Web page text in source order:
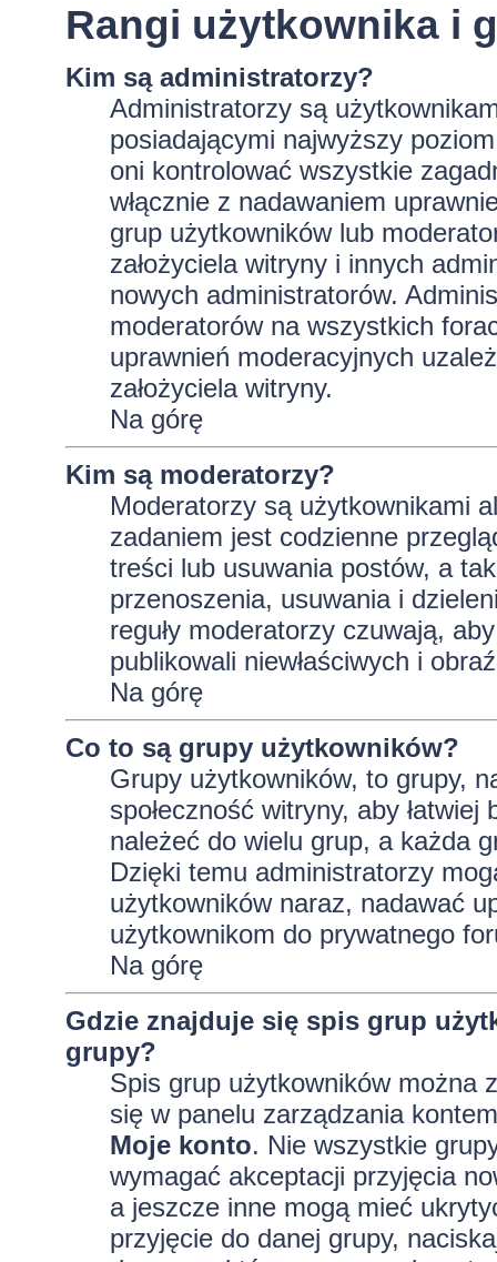
Rangi użytkownika i
Kim są administratorzy?
Administratorzy są
posiadającymi najwyższy
oni kontrolować wszystkie
włącznie z nadawaniem
grup użytkowników lub
założyciela witryny i innych
nowych administratorów.
moderatorów na wszystkich
uprawnień moderacyjnych
założyciela witryny.
Na górę
Kim są moderatorzy?
Moderatorzy są użytkownikami
zadaniem jest codzienne
treści lub usuwania postów, a
przenoszenia, usuwania i
reguły moderatorzy czuwają,
publikowali niewłaściwych i
Na górę
Co to są grupy użytkowników?
Grupy użytkowników, to grupy,
społeczność witryny, aby
należeć do wielu grup, a każda
Dzięki temu administratorzy
użytkowników naraz, nadawać
użytkownikom do prywatnego
Na górę
Gdzie znajduje się spis grup
grupy?
Spis grup użytkowników można
się w panelu zarządzania
Moje konto. Nie wszystkie
wymagać akceptacji przyjęcia
a jeszcze inne mogą mieć
przyjęcie do danej grupy,